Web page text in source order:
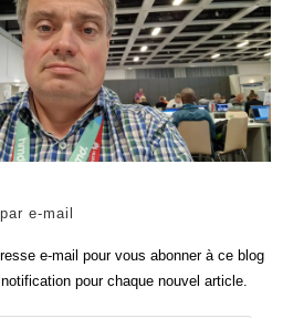
e-mail
e-mail pour vous abonner à ce blog
pour chaque nouvel article.